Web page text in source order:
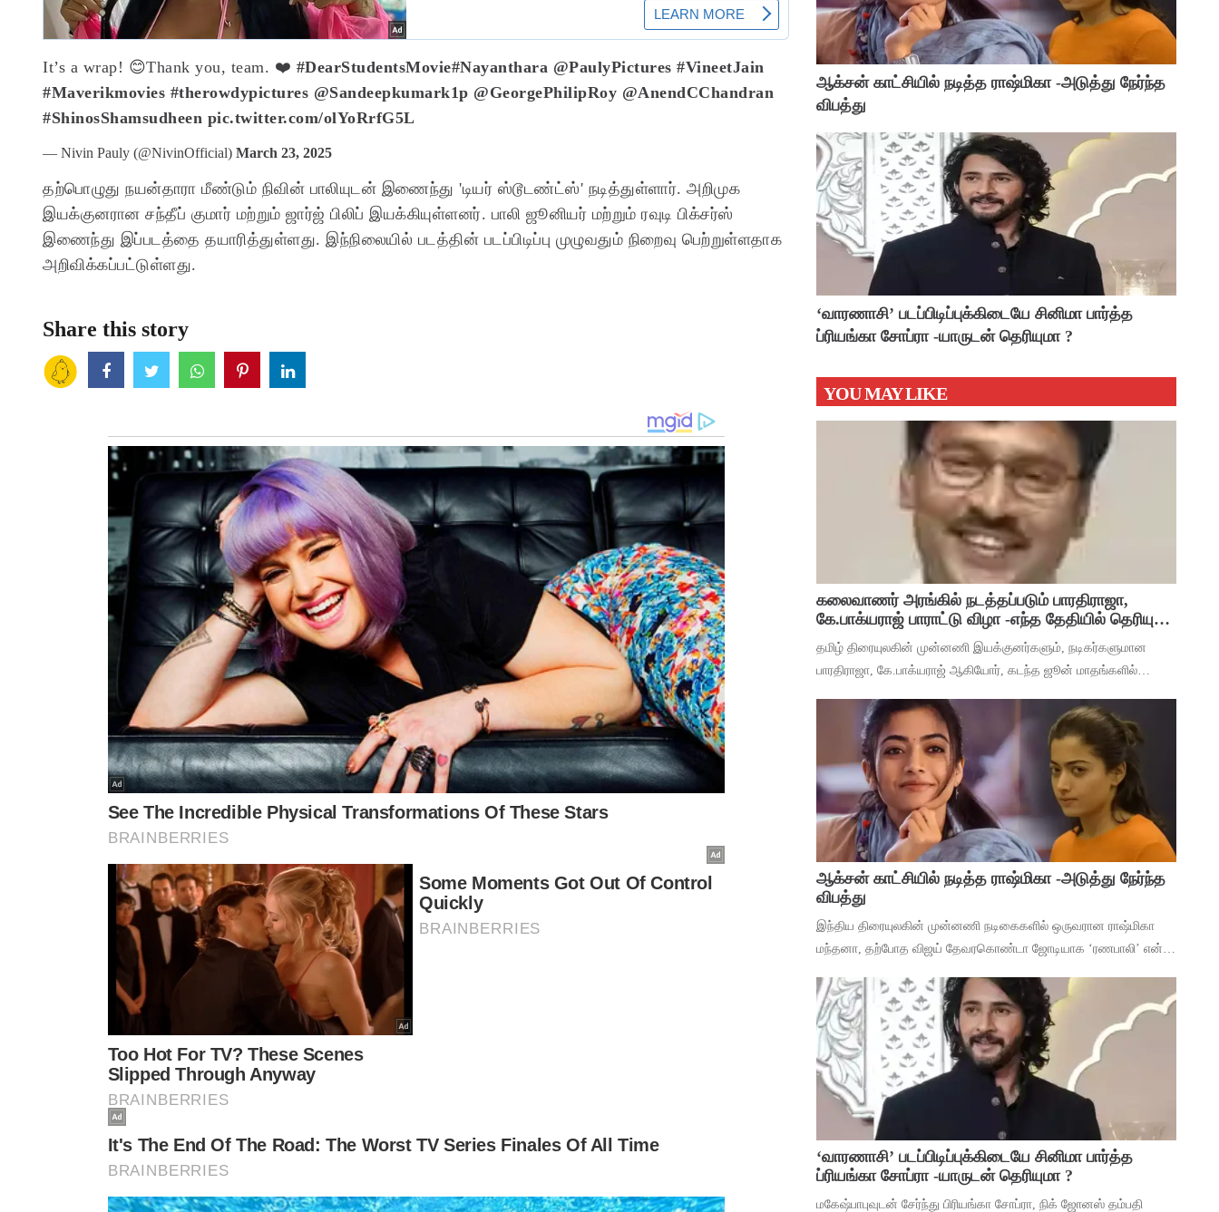
It’s a wrap! 😊Thank you, team. ❤️ #DearStudentsMovie#Nayanthara @PaulyPictures #VineetJain
#Maverikmovies #therowdypictures @Sandeepkumark1p @GeorgePhilipRoy @AnendCChandran
#ShinosShamsudheen pic.twitter.com/olYoRrfG5L
— Nivin Pauly (@NivinOfficial) March 23, 2025
தற்பொழுது நயன்தாரா மீண்டும் நிவின் பாலியுடன் இணைந்து 'டியர் ஸ்டூடண்ட்ஸ்' நடித்துள்ளார். அறிமுக
இயக்குனரான சந்தீப் குமார் மற்றும் ஜார்ஜ் பிலிப் இயக்கியுள்ளனர். பாலி ஜூனியர் மற்றும் ரவுடி பிக்சர்ஸ்
இணைந்து இப்படத்தை தயாரித்துள்ளது. இந்நிலையில் படத்தின் படப்பிடிப்பு முழுவதும் நிறைவு பெற்றுள்ளதாக
அறிவிக்கப்பட்டுள்ளது.
Share this story
ஆக்சன் காட்சியில் நடித்த ராஷ்மிகா -அடுத்து நேர்ந்த
விபத்து
‘வாரணாசி’ படப்பிடிப்புக்கிடையே சினிமா பார்த்த
ப்ரியங்கா சோப்ரா -யாருடன் தெரியுமா ?
YOU MAY LIKE
கலைவாணர் அரங்கில் நடத்தப்படும் பாரதிராஜா,
கே.பாக்யராஜ் பாராட்டு விழா -எந்த தேதியில் தெரியுமா
தமிழ் திரையுலகின் முன்னணி இயக்குனர்களும், நடிகர்களுமான
பாரதிராஜா, கே.பாக்யராஜ் ஆகியோர், கடந்த ஜூன் மாதங்களில்
சாதனைகளை பாராட்டி கவுரவிக்கும் வகையில்,
ஆக்சன் காட்சியில் நடித்த ராஷ்மிகா -அடுத்து நேர்ந்த
விபத்து
இந்திய திரையுலகின் முன்னணி நடிகைகளில் ஒருவரான ராஷ்மிகா
மந்தனா, தற்போத விஜய் தேவரகொண்டா ஜோடியாக ‘ரணபாலி’ என்ற
முக்கியத்துவம் கொண்ட ‘மைசா’ என்ற படத
‘வாரணாசி’ படப்பிடிப்புக்கிடையே சினிமா பார்த்த
ப்ரியங்கா சோப்ரா -யாருடன் தெரியுமா ?
மகேஷ்பாபுவுடன் சேர்ந்து பிரியங்கா சோப்ரா, நிக் ஜோனஸ் தம்பதி